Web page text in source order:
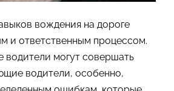
вождения на дороге
и ответственным процессом.
могут совершать
водители, особенно,